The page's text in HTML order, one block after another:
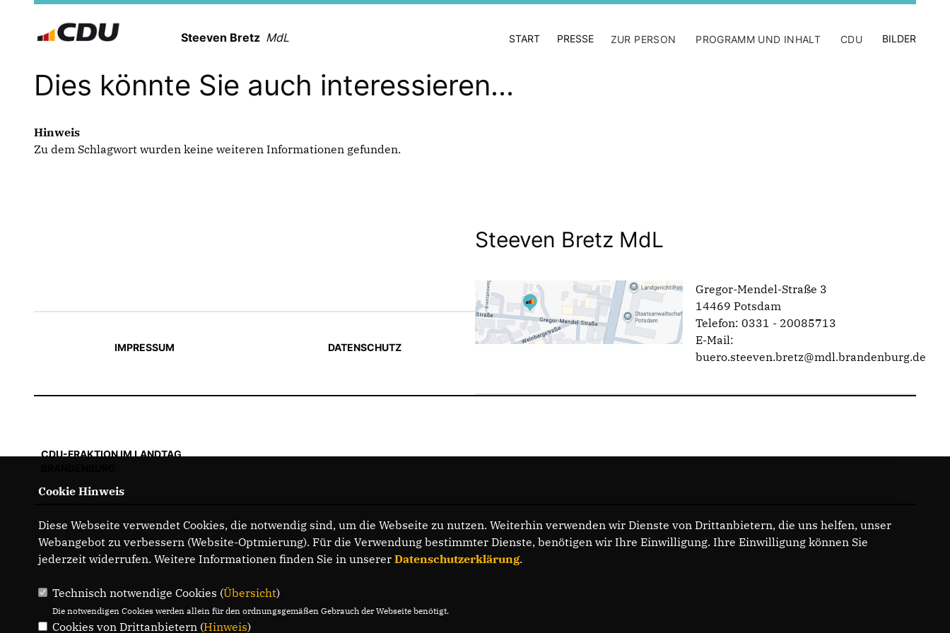
Steeven Bretz MdL START PRESSE ZUR PERSON PROGRAMM UND INHALT CDU BILDER
Dies könnte Sie auch interessieren...
Hinweis
Zu dem Schlagwort wurden keine weiteren Informationen gefunden.
IMPRESSUM DATENSCHUTZ
Steeven Bretz MdL
Gregor-Mendel-Straße 3
14469 Potsdam
Telefon: 0331 - 20085713
E-Mail:
buero.steeven.bretz@mdl.brandenburg.de
CDU-FRAKTION IM LANDTAG
Cookie Hinweis
Diese Webseite verwendet Cookies, die notwendig sind, um die Webseite zu nutzen. Weiterhin verwenden wir Dienste von Drittanbietern, die uns helfen, unser
Webangebot zu verbessern (Website-Optmierung). Für die Verwendung bestimmter Dienste, benötigen wir Ihre Einwilligung. Ihre Einwilligung können Sie
jederzeit widerrufen. Weitere Informationen finden Sie in unserer Datenschutzerklärung.
Technisch notwendige Cookies (Übersicht)
Die notwendigen Cookies werden allein für den ordnungsgemäßen Gebrauch der Webseite benötigt.
Cookies von Drittanbietern (Hinweis)